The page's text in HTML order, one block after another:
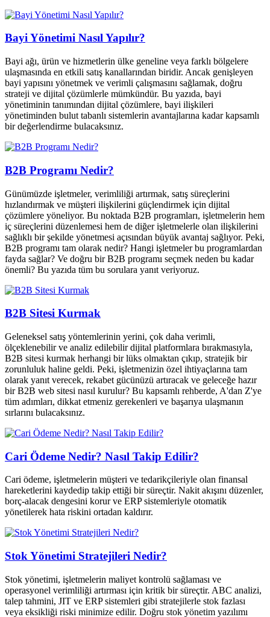
Bayi Yönetimi Nasıl Yapılır?
Bayi ağı, ürün ve hizmetlerin ülke geneline veya farklı bölgelere
ulaşmasında en etkili satış kanallarından biridir. Ancak genişleyen
bayi yapısını yönetmek ve verimli çalışmasını sağlamak, doğru
strateji ve dijital çözümlerle mümkündür. Bu yazıda, bayi
yönetiminin tanımından dijital çözümlere, bayi ilişkileri
yönetiminden bulut tabanlı sistemlerin avantajlarına kadar kapsamlı
bir değerlendirme bulacaksınız.
B2B Programı Nedir?
Günümüzde işletmeler, verimliliği artırmak, satış süreçlerini
hızlandırmak ve müşteri ilişkilerini güçlendirmek için dijital
çözümlere yöneliyor. Bu noktada B2B programları, işletmelerin hem
iç süreçlerini düzenlemesi hem de diğer işletmelerle olan ilişkilerini
sağlıklı bir şekilde yönetmesi açısından büyük avantaj sağlıyor. Peki,
B2B programı tam olarak nedir? Hangi işletmeler bu programlardan
fayda sağlar? Ve doğru bir B2B programı seçmek neden bu kadar
önemli? Bu yazıda tüm bu sorulara yanıt veriyoruz.
B2B Sitesi Kurmak
Geleneksel satış yöntemlerinin yerini, çok daha verimli,
ölçeklenebilir ve analiz edilebilir dijital platformlara bırakmasıyla,
B2B sitesi kurmak herhangi bir lüks olmaktan çıkıp, stratejik bir
zorunluluk haline geldi. Peki, işletmenizin özel ihtiyaçlarına tam
olarak yanıt verecek, rekabet gücünüzü artıracak ve geleceğe hazır
bir B2B web sitesi nasıl kurulur? Bu kapsamlı rehberde, A'dan Z'ye
tüm adımları, dikkat etmeniz gerekenleri ve başarıya ulaşmanın
sırlarını bulacaksınız.
Cari Ödeme Nedir? Nasıl Takip Edilir?
Cari ödeme, işletmelerin müşteri ve tedarikçileriyle olan finansal
hareketlerini kaydedip takip ettiği bir süreçtir. Nakit akışını düzenler,
borç-alacak dengesini korur ve ERP sistemleriyle otomatik
yönetilerek hata riskini ortadan kaldırır.
Stok Yönetimi Stratejileri Nedir?
Stok yönetimi, işletmelerin maliyet kontrolü sağlaması ve
operasyonel verimliliği artırması için kritik bir süreçtir. ABC analizi,
talep tahmini, JIT ve ERP sistemleri gibi stratejilerle stok fazlası
veya eksikliği riski minimize edilir. Doğru stok yönetim yazılımı